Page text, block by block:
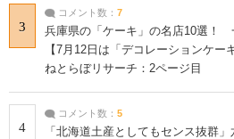
3
コメント数： 7
兵庫県の「ケーキ」の名店10選！
【7月12日は「デコレーションケ
ねとらぼリサーチ：2ページ目
4
コメント数： 5
「北海道土産としてもセンス抜群